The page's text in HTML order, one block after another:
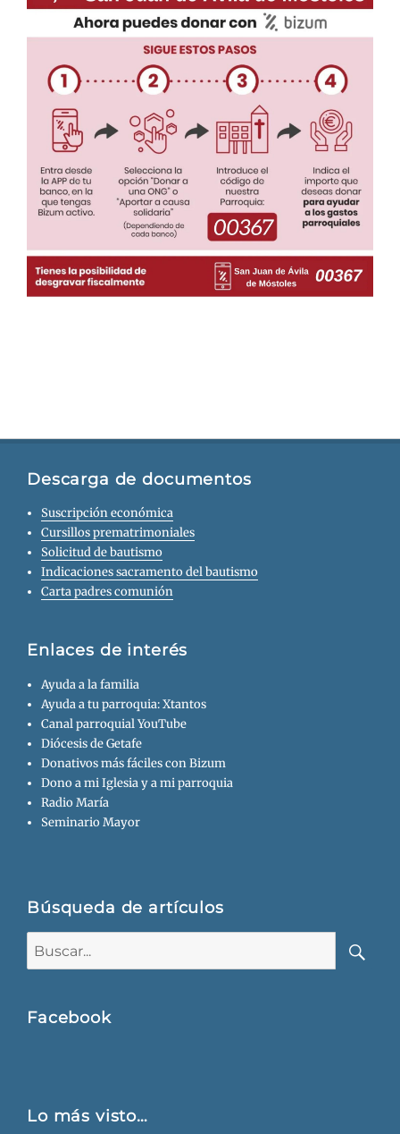
Descarga de documentos
Suscripción económica
Cursillos prematrimoniales
Solicitud de bautismo
Indicaciones sacramento del bautismo
Carta padres comunión
Enlaces de interés
Ayuda a la familia
Ayuda a tu parroquia: Xtantos
Canal parroquial YouTube
Diócesis de Getafe
Donativos más fáciles con Bizum
Dono a mi Iglesia y a mi parroquia
Radio María
Seminario Mayor
Búsqueda de artículos
Facebook
Lo más visto…